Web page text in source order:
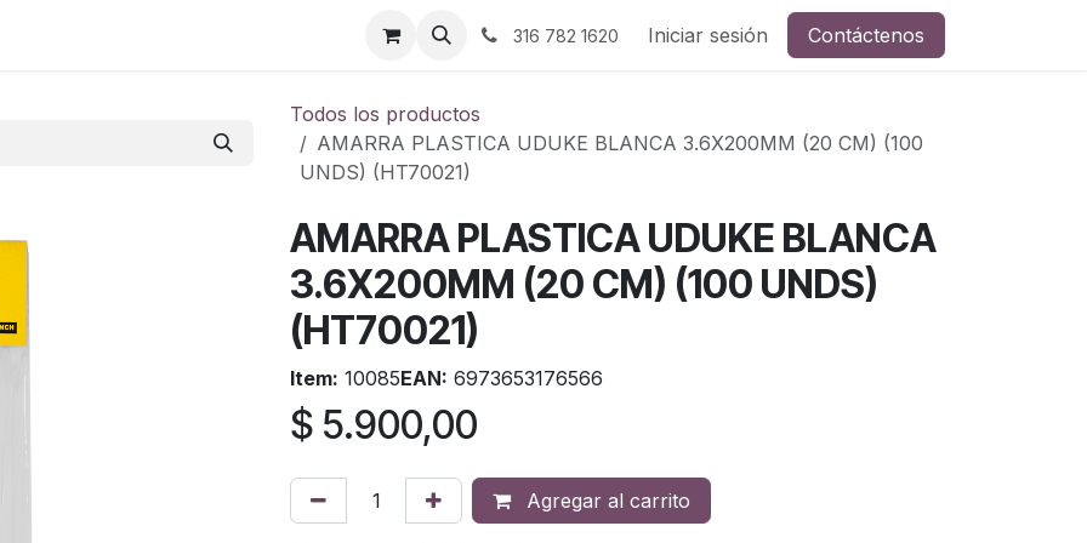
316 782 1620 Iniciar sesión Contáctenos
Todos los productos
AMARRA PLASTICA UDUKE BLANCA 3.6X200MM (20 CM) (100
UNDS) (HT70021)
AMARRA PLASTICA UDUKE BLANCA
3.6X200MM (20 CM) (100 UNDS)
(HT70021)
Item: 10085EAN: 6973653176566
$ 5.900,00
Agregar al carrito